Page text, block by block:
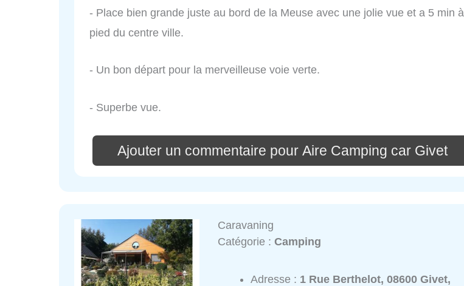
- Place bien grande juste au bord de la Meuse avec une jolie vue et a 5 min à
pied du centre ville.
- Un bon départ pour la merveilleuse voie verte.
- Superbe vue.
Ajouter un commentaire pour Aire Camping car Givet
Caravaning
Catégorie :Camping
Adresse : 1 Rue Berthelot, 08600 Givet,